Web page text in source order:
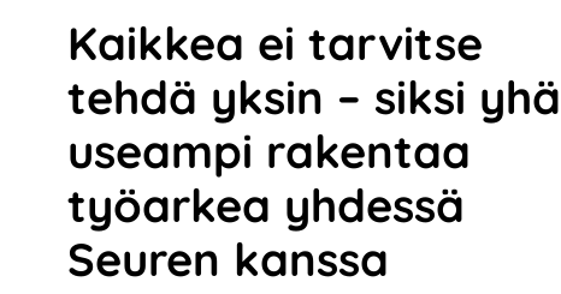
Kaikkea ei tarvitse
tehdä yksin – siksi yhä
useampi rakentaa
työarkea yhdessä
Seuren kanssa